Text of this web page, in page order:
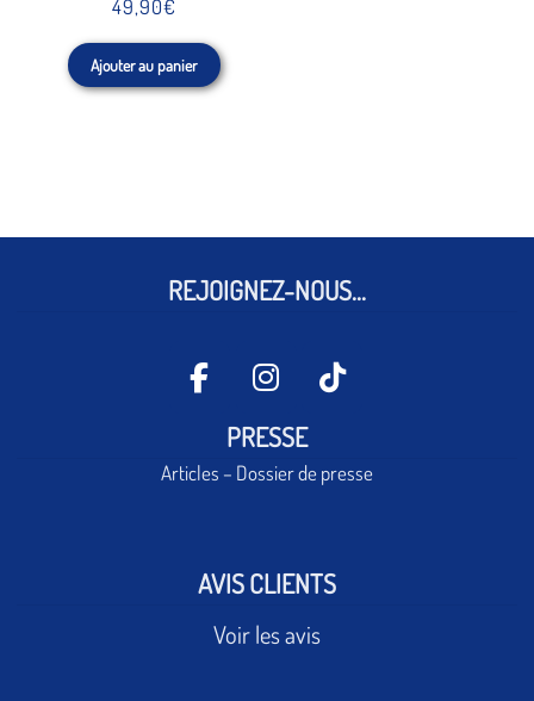
49,90€
Ajouter au panier
REJOIGNEZ-NOUS...
PRESSE
Articles – Dossier de presse
AVIS CLIENTS
Voir les avis